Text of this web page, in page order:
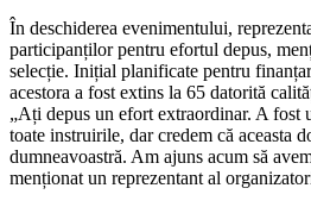
În deschiderea evenimentului,
participanților pentru efortul depus,
selecție. Inițial planificate pentru
acestora a fost extins la 65 datorită
„Ați depus un efort extraordinar. A fost
toate instruirile, dar credem că aceasta
dumneavoastră. Am ajuns acum să
menționat un reprezentant al